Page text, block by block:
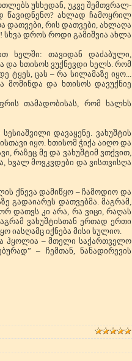
უსხედან, უკვე შემთვრალ-
წავიდნენო? ახლად ჩამოყრილ
დათვები, რის დათვები, ახლაღა
სხვა დროს როდი გამიშვია ახლა
ხელში: თავიდან დაძაბული,
და ხთისოს ვუქნევდი ხელს. რომ
ტყეს, ცას – რა სილამაზე იყო...
მომინდა და ხთისოს დავუქნიე
თამადობისას, რომ ხალხს
დავაყენე. ვახუშტის
იყო. ხთისომ ჭიქა აიღო და
რაზეც მე და ვახუშტიმ ვთქვით,
ხვალ მოვკვდები და ვისთვისღა
ქნევა დამიწყო – ჩამოდიო და
გადაიარეს დათვებმა. მაგრამ,
დათვს კი არა, რა ვიცი, რაღას
ვახუშტისთან ერთად ერთი
იასღამც იქნება მისი სულიო.
ჰყოლია – მთელი საქართველო
– ჩემთან, ნანადირევის